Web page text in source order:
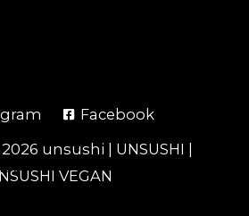
Facebook
unsushi | UNSUSHI |
VEGAN